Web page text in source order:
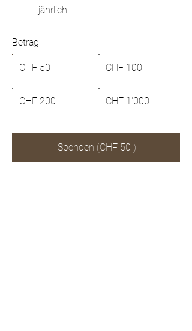
jährlich
Betrag
CHF 50 CHF 100
CHF 200 CHF 1'000
Spenden (CHF 50 )